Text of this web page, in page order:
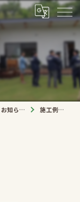
お知らせ 施工例紹介